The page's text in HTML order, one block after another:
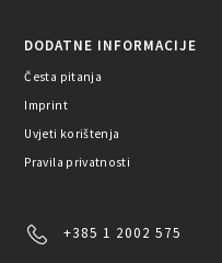
DODATNE INFORMACIJE
Česta pitanja
Imprint
Uvjeti korištenja
Pravila privatnosti
+385 1 2002 575